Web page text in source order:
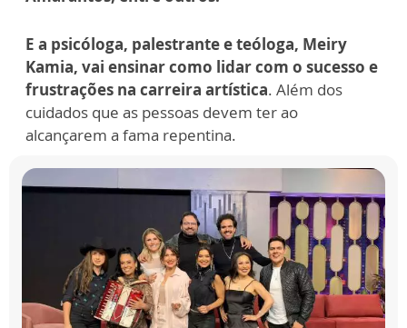
E a psicóloga, palestrante e teóloga, Meiry
Kamia, vai ensinar como lidar com o sucesso e
frustrações na carreira artística. Além dos
cuidados que as pessoas devem ter ao
alcançarem a fama repentina.